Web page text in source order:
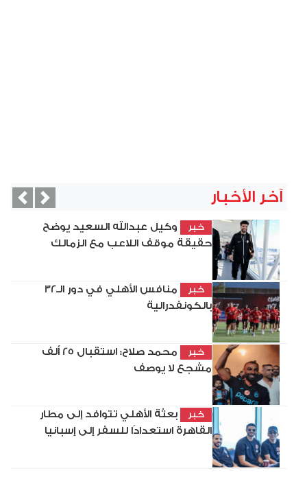
آخر الأخبار
خبر
وكيل عبدالله السعيد يوضح
حقيقة موقف اللاعب مع الزمالك
خبر
منافس الأهلي في دور الـ32
بالكونفدرالية
خبر
محمد صلاح: استقبال 25 ألف
مشجع لا يوصف
خبر
بعثة الأهلي تتوافد إلى مطار
القاهرة استعدادًا للسفر إلى إسبانيا
Next